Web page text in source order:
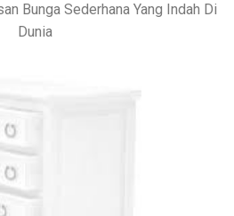
Bunga Sederhana Yang Indah Di
Dunia